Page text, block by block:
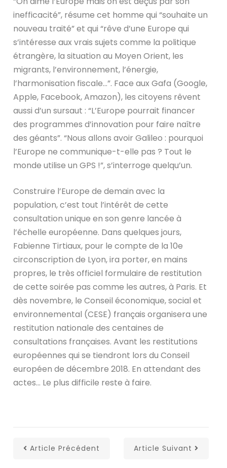
inefficacité”, résume cet homme qui “souhaite un
nouveau traité” et qui “rêve d’une Europe qui
s’intéresse aux vrais sujets comme la politique
étrangère, la situation au Moyen Orient, les
migrants, l’environnement, l’énergie,
l’harmonisation fiscale…”. Face aux Gafa (Google,
Apple, Facebook, Amazon), les citoyens rêvent
aussi d’un sursaut : “L’Europe pourrait financer
des programmes d’innovation pour faire naître
des géants”. “Nous allons avoir Galileo : pourquoi
l’Europe ne communique-t-elle pas ? Tout le
monde utilise un GPS !”, s’interroge quelqu’un.
Construire l’Europe de demain avec la
population, c’est tout l’intérêt de cette
consultation unique en son genre lancée à
l’échelle européenne. Dans quelques jours,
Fabienne Tirtiaux, pour le compte de la 10e
circonscription de Lyon, ira porter, en mains
propres, le très officiel formulaire de restitution
de cette soirée pas comme les autres, à Paris. Et
dès novembre, le Conseil économique, social et
environnemental (CESE) français organisera une
restitution nationale des centaines de
consultations françaises​. Avant les restitutions
européennes qui se tiendront lors du Conseil
européen de décembre 2018. En attendant des
actes… Le plus difficile reste à faire.
Article Précédent Article Suivant